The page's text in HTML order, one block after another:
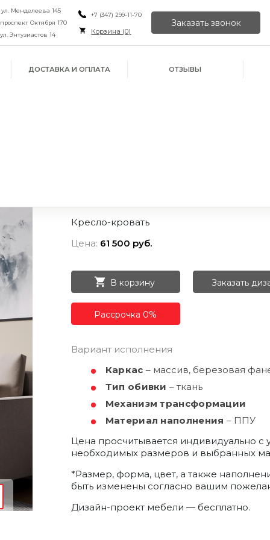
ул. Менделеева 145
Октября 170
Энтузиастов 14
+7 (347) 299-11-70
Корзина (0)
Заказать звонок
ДОСТАВКА И ОПЛАТА ОТЗЫВЫ
Кресло-кровать
Цена: 61 500 руб.
В корзину Заказать
Рассрочка 0%
Вариант исполнения
Каркас – массив, березовая
Тип обивки – ткань
Механизм трансформации
Материал наполнения – ППУ
Цена просчитывается индивидуально с
необходимых размеров и выбранных
*Размер, форма, цвет, а также
быть изменены согласно вашим
Дизайн-проект мебели — бесплатно.
РЕГИСТРАЦИЯ
Получить пароль
от
на
от
на
на
на
ИЛИ ПРОСТО
ПОЗВОНИТЕ НАМ